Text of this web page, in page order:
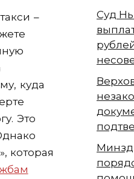
–
куда
Это
которая
Суд